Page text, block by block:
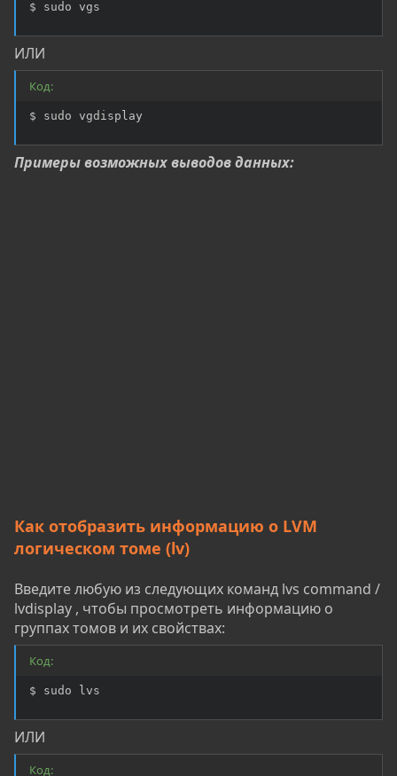
$ sudo vgs
ИЛИ
Код:
$ sudo vgdisplay
Примеры возможных выводов данных:
Как отобразить информацию о LVM
логическом томе (lv)
Введите любую из следующих команд lvs command /
lvdisplay , чтобы просмотреть информацию о
группах томов и их свойствах:
Код:
$ sudo lvs
ИЛИ
Код: